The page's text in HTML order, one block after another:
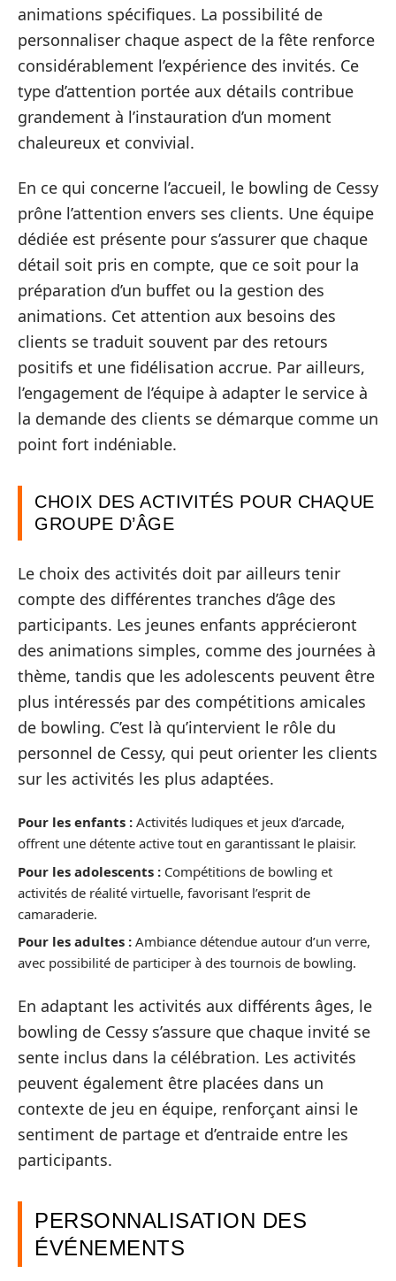
animations spécifiques. La possibilité de
personnaliser chaque aspect de la fête renforce
considérablement l’expérience des invités. Ce
type d’attention portée aux détails contribue
grandement à l’instauration d’un moment
chaleureux et convivial.
En ce qui concerne l’accueil, le bowling de Cessy
prône l’attention envers ses clients. Une équipe
dédiée est présente pour s’assurer que chaque
détail soit pris en compte, que ce soit pour la
préparation d’un buffet ou la gestion des
animations. Cet attention aux besoins des
clients se traduit souvent par des retours
positifs et une fidélisation accrue. Par ailleurs,
l’engagement de l’équipe à adapter le service à
la demande des clients se démarque comme un
point fort indéniable.
CHOIX DES ACTIVITÉS POUR CHAQUE
GROUPE D’ÂGE
Le choix des activités doit par ailleurs tenir
compte des différentes tranches d’âge des
participants. Les jeunes enfants apprécieront
des animations simples, comme des journées à
thème, tandis que les adolescents peuvent être
plus intéressés par des compétitions amicales
de bowling. C’est là qu’intervient le rôle du
personnel de Cessy, qui peut orienter les clients
sur les activités les plus adaptées.
Pour les enfants : Activités ludiques et jeux d’arcade,
offrent une détente active tout en garantissant le plaisir.
Pour les adolescents : Compétitions de bowling et
activités de réalité virtuelle, favorisant l’esprit de
camaraderie.
Pour les adultes : Ambiance détendue autour d’un verre,
avec possibilité de participer à des tournois de bowling.
En adaptant les activités aux différents âges, le
bowling de Cessy s’assure que chaque invité se
sente inclus dans la célébration. Les activités
peuvent également être placées dans un
contexte de jeu en équipe, renforçant ainsi le
sentiment de partage et d’entraide entre les
participants.
PERSONNALISATION DES
ÉVÉNEMENTS